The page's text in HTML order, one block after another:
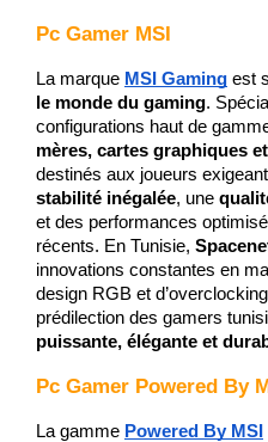
Pc Gamer MSI
La marque MSI Gaming est
le monde du gaming.
configurations haut de
mères, cartes graphiques
stabilité inégalée, une
et des performances
récents. En Tunisie,
innovations constantes en
design RGB et
prédilection des gamers
puissante, élégante et
Pc Gamer Powered By
La gamme Powered By MSI